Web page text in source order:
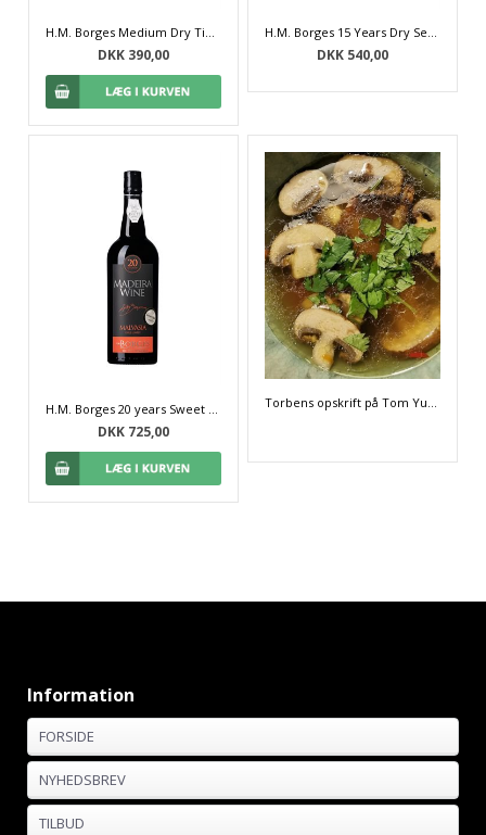
DKK 390,00 DKK 540,00
H.M. Borges 20 years Sweet Malvasia Madeira
DKK 725,00
Torbens opskrift på Tom Yum Kai
Information
FORSIDE
NYHEDSBREV
TILBUD